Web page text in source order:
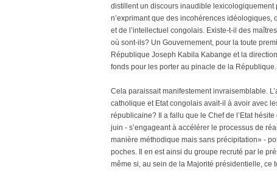
distillent un discours inaudible lexicologiquement
n’exprimant que des incohérences
et de l’intellectuel congolais. Existe-t-il des
où sont-ils? Un Gouvernement, pour la toute
République Joseph Kabila Kabange et la
fonds pour les porter au pinacle de la République.
Cela paraissait manifestement invraisemblable.
catholique et Etat congolais avait-il à avoir avec
républicaine? Il a fallu que le Chef de l’Etat
juin - s’engageant à accélérer le processus de
manière méthodique mais sans précipitation» -
poches. Il en est ainsi du groupe recruté par le
même si, au sein de la Majorité présidentielle, ce